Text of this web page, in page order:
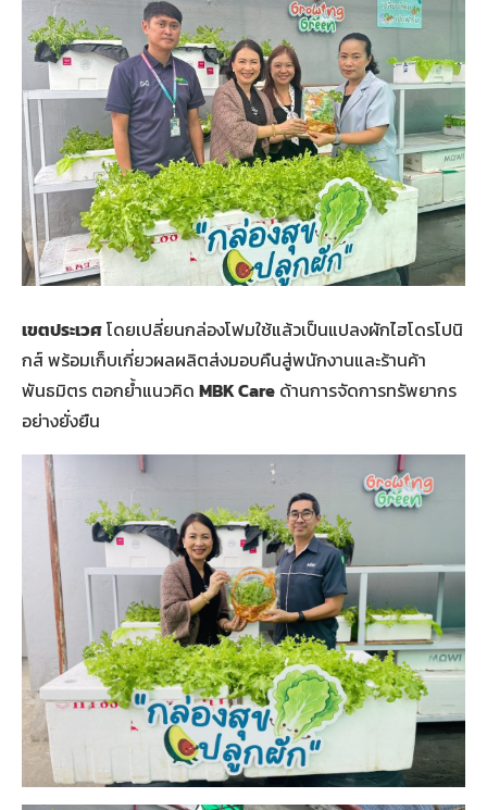
เขตประเวศโดยเปลี่ยนกล่องโฟมใช้แล้วเป็นแปลงผักไฮโดรโปนิ
กส์ พร้อมเก็บเกี่ยวผลผลิตส่งมอบคืนสู่พนักงานและร้านค้า
พันธมิตร ตอกย้ำแนวคิด MBK Care ด้านการจัดการทรัพยากร
อย่างยั่งยืน